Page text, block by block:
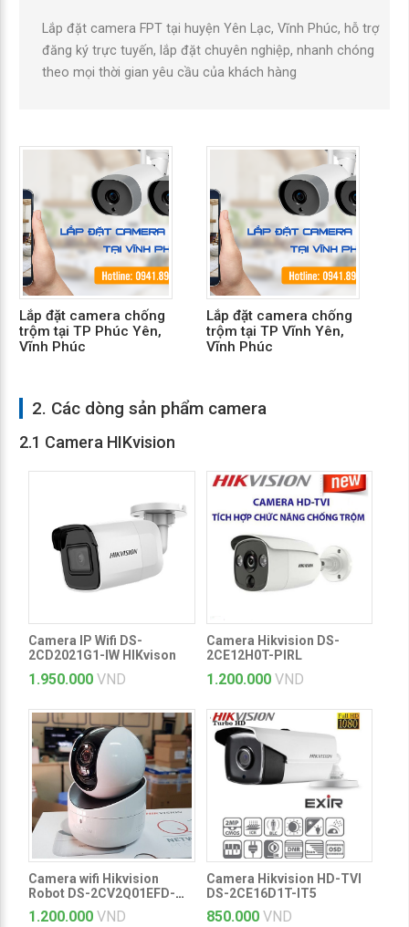
Lắp đặt camera FPT tại huyện Yên Lạc, Vĩnh Phúc, hỗ trợ
đăng ký trực tuyến, lắp đặt chuyên nghiệp, nhanh chóng
theo mọi thời gian yêu cầu của khách hàng
Lắp đặt camera chống
trộm tại TP Phúc Yên,
Vĩnh Phúc
Lắp đặt camera chống
trộm tại TP Vĩnh Yên,
Vĩnh Phúc
2. Các dòng sản phẩm camera
2.1 Camera HIKvision
Camera IP Wifi DS-
2CD2021G1-IW HIKvison
1.950.000 VND
Camera Hikvision DS-
2CE12H0T-PIRL
1.200.000 VND
Camera wifi Hikvision
Robot DS-2CV2Q01EFD-
IW
1.200.000 VND
Camera Hikvision HD-TVI
DS-2CE16D1T-IT5
850.000 VND